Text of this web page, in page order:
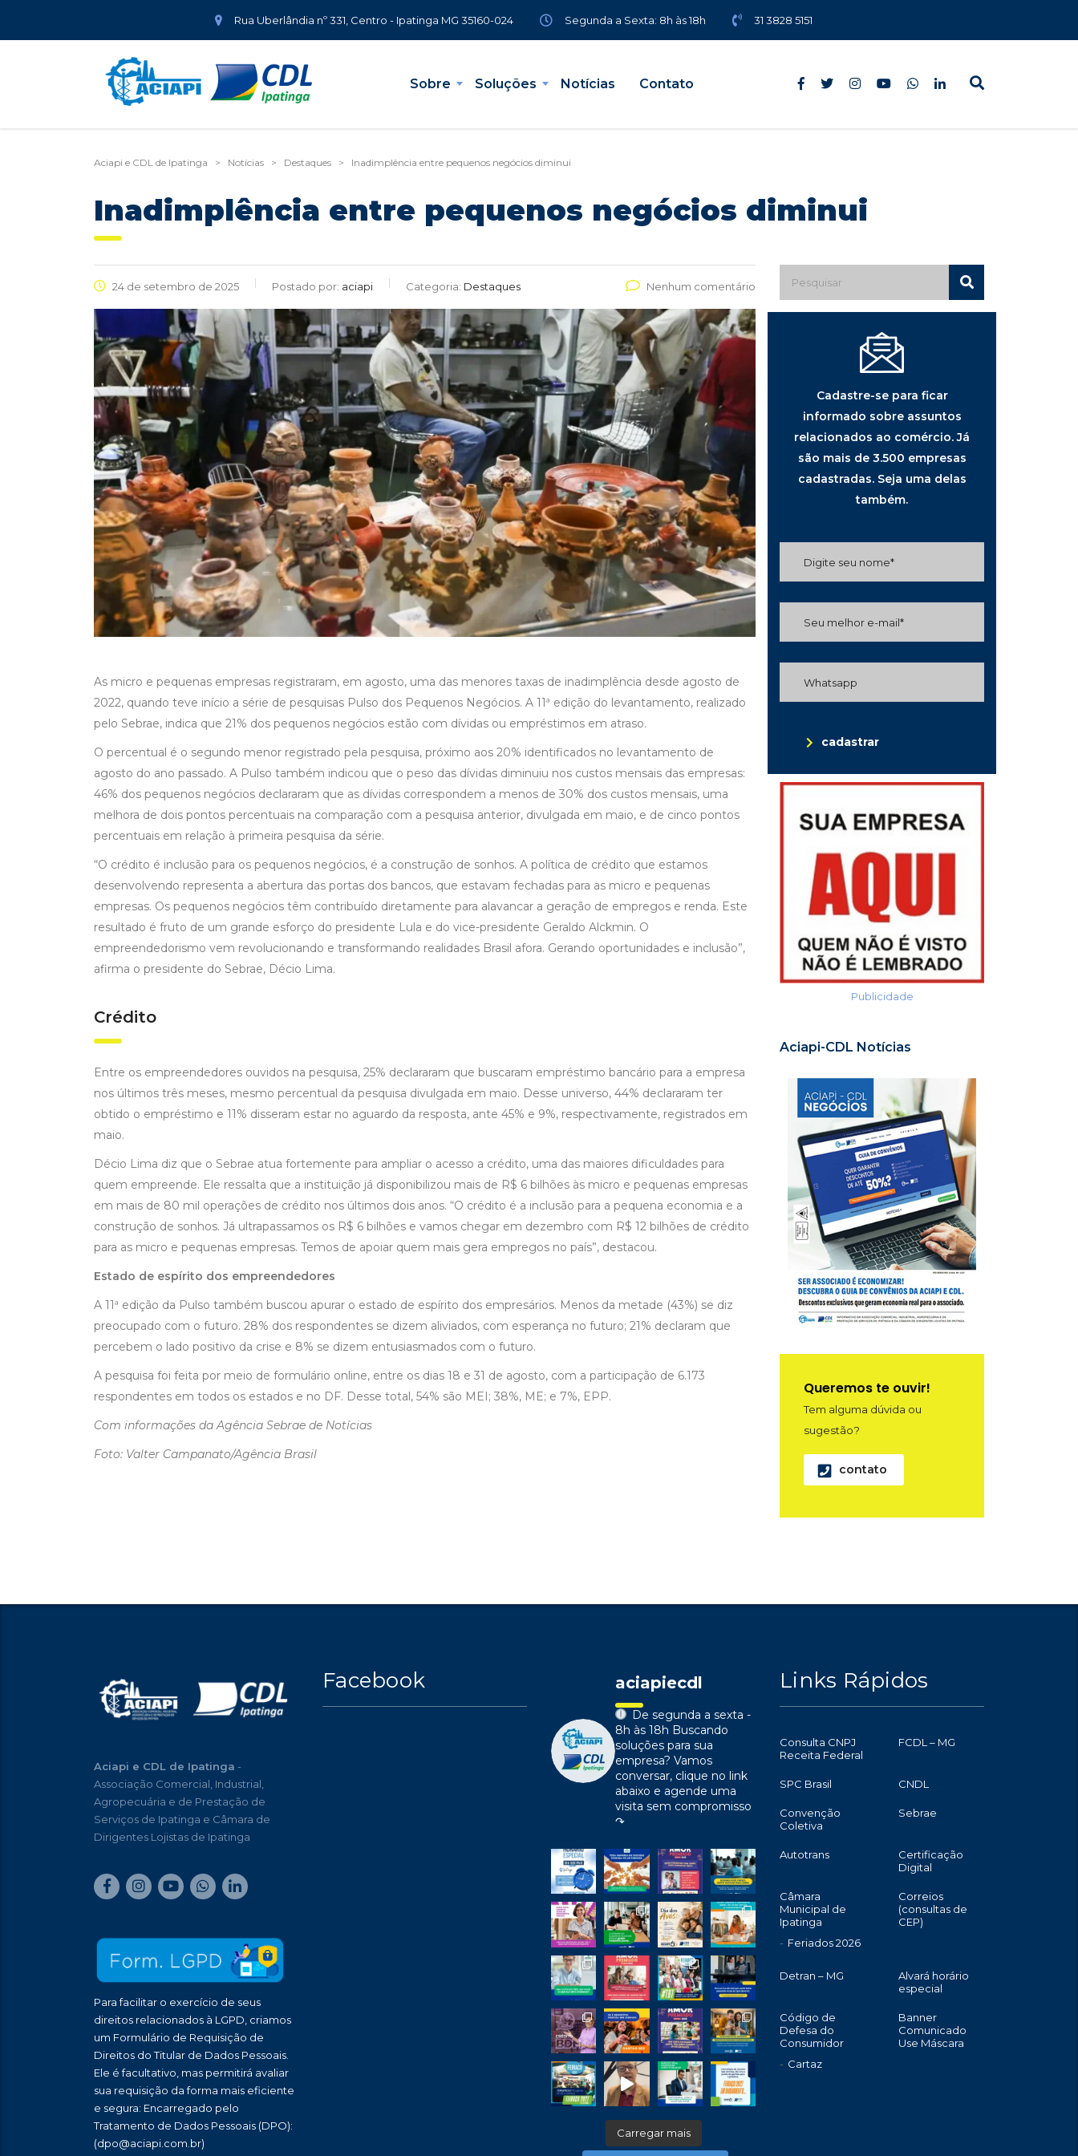
Rua Uberlândia nº 331, Centro - Ipatinga MG 35160-024 Segunda a Sexta: 8h às 18h 31 3828 5151
Sobre Soluções Notícias Contato
Aciapi e CDL de Ipatinga > Notícias > Destaques > Inadimplência entre pequenos negócios diminui
Inadimplência entre pequenos negócios diminui
24 de setembro de 2025 Postado por: aciapi Categoria: Destaques Nenhum comentário
As micro e pequenas empresas registraram, em agosto, uma das menores taxas de inadimplência desde agosto de
2022, quando teve início a série de pesquisas Pulso dos Pequenos Negócios. A 11ª edição do levantamento, realizado
pelo Sebrae, indica que 21% dos pequenos negócios estão com dívidas ou empréstimos em atraso.
O percentual é o segundo menor registrado pela pesquisa, próximo aos 20% identificados no levantamento de
agosto do ano passado. A Pulso também indicou que o peso das dívidas diminuiu nos custos mensais das empresas:
46% dos pequenos negócios declararam que as dívidas correspondem a menos de 30% dos custos mensais, uma
melhora de dois pontos percentuais na comparação com a pesquisa anterior, divulgada em maio, e de cinco pontos
percentuais em relação à primeira pesquisa da série.
“O crédito é inclusão para os pequenos negócios, é a construção de sonhos. A política de crédito que estamos
desenvolvendo representa a abertura das portas dos bancos, que estavam fechadas para as micro e pequenas
empresas. Os pequenos negócios têm contribuído diretamente para alavancar a geração de empregos e renda. Este
resultado é fruto de um grande esforço do presidente Lula e do vice-presidente Geraldo Alckmin. O
empreendedorismo vem revolucionando e transformando realidades Brasil afora. Gerando oportunidades e inclusão”,
afirma o presidente do Sebrae, Décio Lima.
Crédito
Entre os empreendedores ouvidos na pesquisa, 25% declararam que buscaram empréstimo bancário para a empresa
nos últimos três meses, mesmo percentual da pesquisa divulgada em maio. Desse universo, 44% declararam ter
obtido o empréstimo e 11% disseram estar no aguardo da resposta, ante 45% e 9%, respectivamente, registrados em
maio.
Décio Lima diz que o Sebrae atua fortemente para ampliar o acesso a crédito, uma das maiores dificuldades para
quem empreende. Ele ressalta que a instituição já disponibilizou mais de R$ 6 bilhões às micro e pequenas empresas
em mais de 80 mil operações de crédito nos últimos dois anos. “O crédito é a inclusão para a pequena economia e a
construção de sonhos. Já ultrapassamos os R$ 6 bilhões e vamos chegar em dezembro com R$ 12 bilhões de crédito
para as micro e pequenas empresas. Temos de apoiar quem mais gera empregos no país”, destacou.
Estado de espírito dos empreendedores
A 11ª edição da Pulso também buscou apurar o estado de espírito dos empresários. Menos da metade (43%) se diz
preocupado com o futuro. 28% dos respondentes se dizem aliviados, com esperança no futuro; 21% declaram que
percebem o lado positivo da crise e 8% se dizem entusiasmados com o futuro.
A pesquisa foi feita por meio de formulário online, entre os dias 18 e 31 de agosto, com a participação de 6.173
respondentes em todos os estados e no DF. Desse total, 54% são MEI; 38%, ME; e 7%, EPP.
Com informações da Agência Sebrae de Notícias
Foto: Valter Campanato/Agência Brasil
Cadastre-se para ficar
informado sobre assuntos
relacionados ao comércio. Já
são mais de 3.500 empresas
cadastradas. Seja uma delas
também.
cadastrar
Publicidade
Aciapi-CDL Notícias
Queremos te ouvir!
Tem alguma dúvida ou
sugestão?
contato
Aciapi e CDL de Ipatinga -
Associação Comercial, Industrial,
Agropecuária e de Prestação de
Serviços de Ipatinga e Câmara de
Dirigentes Lojistas de Ipatinga
Para facilitar o exercício de seus
direitos relacionados à LGPD, criamos
um Formulário de Requisição de
Direitos do Titular de Dados Pessoais.
Ele é facultativo, mas permitirá avaliar
sua requisição da forma mais eficiente
e segura: Encarregado pelo
Tratamento de Dados Pessoais (DPO):
(dpo@aciapi.com.br)
Facebook aciapiecdl
De segunda a sexta -
8h às 18h Buscando
soluções para sua
empresa? Vamos
conversar, clique no link
abaixo e agende uma
visita sem compromisso
↷
Carregar mais
Links Rápidos
Consulta CNPJ
Receita Federal
FCDL – MG
SPC Brasil CNDL
Convenção
Coletiva
Sebrae
Autotrans
Certificação
Digital
Câmara
Municipal de
Ipatinga
Feriados 2026
Correios
(consultas de
CEP)
Detran – MG
Alvará horário
especial
Código de
Defesa do
Consumidor
Cartaz
Banner
Comunicado
Use Máscara